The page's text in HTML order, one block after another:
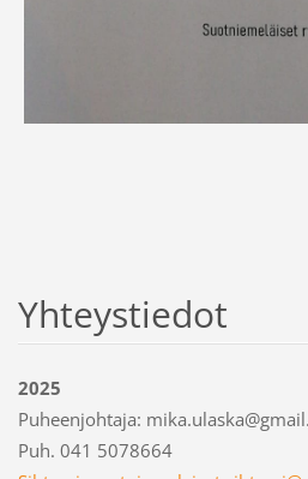
Yhteystiedot
2025
Puheenjohtaja:
Puh. 041 5078664